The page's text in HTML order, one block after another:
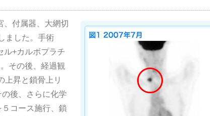
をご参照ください。
、付属器、大網切
ました。手術
ル+カルボプラチ
その後、経過観
上昇と鎖骨上リ
後、さらに化学
コース施行、鎖